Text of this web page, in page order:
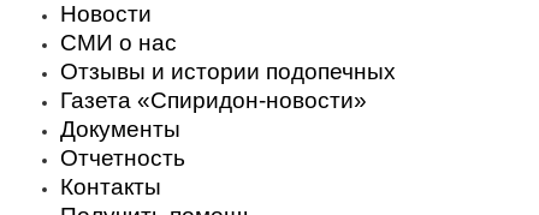
Новости
СМИ о нас
Отзывы и истории подопечных
Газета «Спиридон-новости»
Документы
Отчетность
Контакты